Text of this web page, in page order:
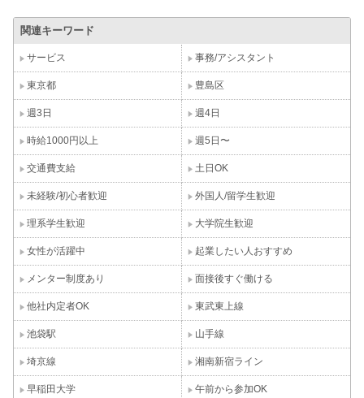
関連キーワード
サービス 事務/アシスタント
東京都 豊島区
週3日 週4日
時給1000円以上 週5日〜
交通費支給 土日OK
未経験/初心者歓迎 外国人/留学生歓迎
理系学生歓迎 大学院生歓迎
女性が活躍中 起業したい人おすすめ
メンター制度あり 面接後すぐ働ける
他社内定者OK 東武東上線
池袋駅 山手線
埼京線 湘南新宿ライン
早稲田大学 午前から参加OK